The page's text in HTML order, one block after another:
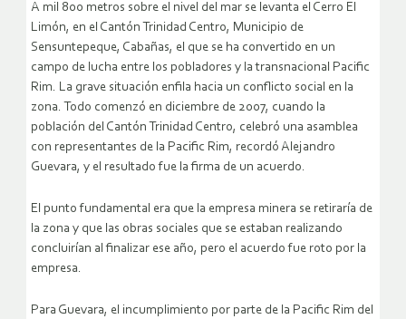
A mil 800 metros sobre el nivel del mar se levanta el Cerro El
Limón, en el Cantón Trinidad Centro, Municipio de
Sensuntepeque, Cabañas, el que se ha convertido en un
campo de lucha entre los pobladores y la transnacional Pacific
Rim. La grave situación enfila hacia un conflicto social en la
zona. Todo comenzó en diciembre de 2007, cuando la
población del Cantón Trinidad Centro, celebró una asamblea
con representantes de la Pacific Rim, recordó Alejandro
Guevara, y el resultado fue la firma de un acuerdo.
El punto fundamental era que la empresa minera se retiraría de
la zona y que las obras sociales que se estaban realizando
concluirían al finalizar ese año, pero el acuerdo fue roto por la
empresa.
Para Guevara, el incumplimiento por parte de la Pacific Rim del